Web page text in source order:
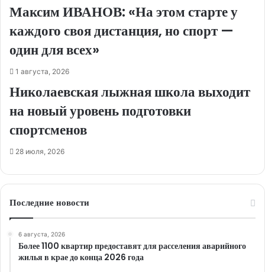
Максим ИВАНОВ: «На этом старте у
каждого своя дистанция, но спорт —
один для всех»
1 августа, 2026
Николаевская лыжная школа выходит
на новый уровень подготовки
спортсменов
28 июля, 2026
Последние новости
6 августа, 2026
Более 1100 квартир предоставят для расселения аварийного
жилья в крае до конца 2026 года